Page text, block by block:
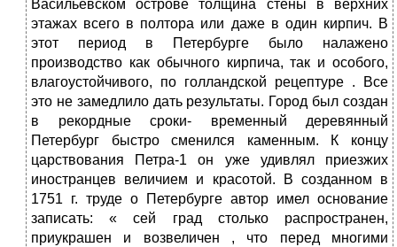
Васильевском острове толщина стены в верхних
этажах всего в полтора или даже в один кирпич. В
этот период в Петербурге было налажено
производство как обычного кирпича, так и особого,
влагоустойчивого, по голландской рецептуре . Все
это не замедлило дать результаты. Город был создан
в рекордные сроки- временный деревянный
Петербург быстро сменился каменным. К концу
царствования Петра-1 он уже удивлял приезжих
иностранцев величием и красотой. В созданном в
1751 г. труде о Петербурге автор имел основание
записать: « сей град столько распространен,
приукрашен и возвеличен , что перед многими